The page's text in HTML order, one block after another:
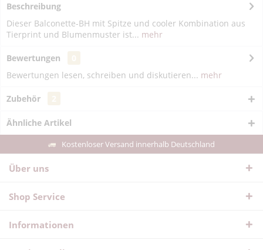
Beschreibung
Dieser Balconette-BH mit Spitze und cooler Kombination aus
Tierprint und Blumenmuster ist... mehr
Bewertungen
Bewertungen lesen, schreiben und diskutieren... mehr
Zubehör
Ähnliche Artikel
Kostenloser Versand innerhalb Deutschland
Über uns
Shop Service
Informationen